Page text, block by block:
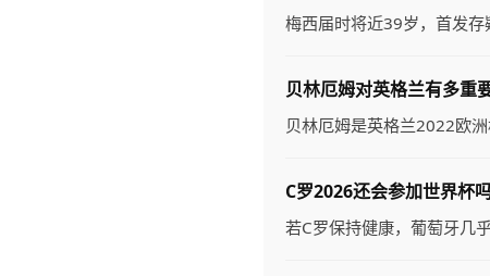
梅西届时将近39岁，首发存
贝林厄姆对英格兰有多重
贝林厄姆是英格兰2022欧
C罗2026还会参加世界杯吗
若C罗保持健康，葡萄牙几